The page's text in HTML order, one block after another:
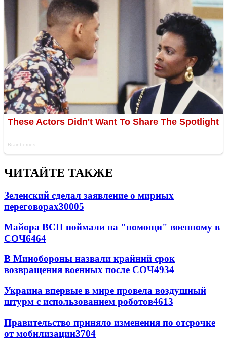
ЧИТАЙТЕ ТАКЖЕ
Зеленский сделал заявление о мирных
переговорах30005
Майора ВСП поймали на "помощи" военному в
СОЧ6464
В Минобороны назвали крайний срок
возвращения военных после СОЧ4934
Украина впервые в мире провела воздушный
штурм с использованием роботов4613
Правительство приняло изменения по отсрочке
от мобилизации3704